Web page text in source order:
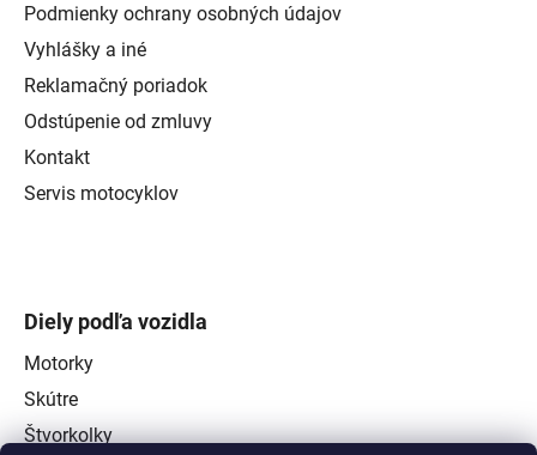
Podmienky ochrany osobných údajov
Vyhlášky a iné
Reklamačný poriadok
Odstúpenie od zmluvy
Kontakt
Servis motocyklov
Diely podľa vozidla
Motorky
Skútre
Štvorkolky